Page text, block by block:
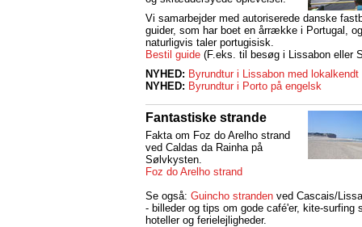
Vi samarbejder med autoriserede danske
guider, som har boet en årrække i Portugal,
naturligvis taler portugisisk.
Bestil guide (F.eks. til besøg i Lissabon eller
NYHED: Byrundtur i Lissabon med lokalkendt
NYHED: Byrundtur i Porto på engelsk
Fantastiske strande
Fakta om Foz do Arelho strand
ved Caldas da Rainha på
Sølvkysten.
Foz do Arelho strand
Se også: Guincho stranden ved Cascais/
- billeder og tips om gode café'er, kite-surfing
hoteller og ferielejligheder.